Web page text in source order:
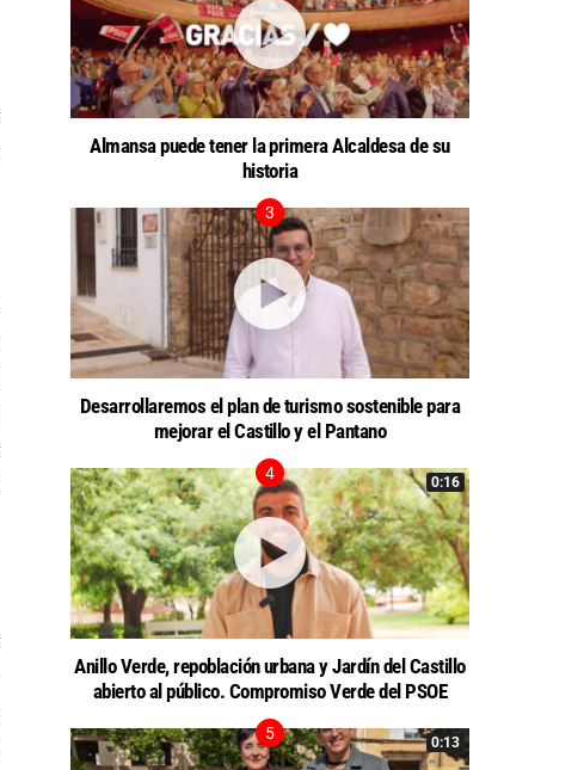
Almansa puede tener la primera Alcaldesa de su
historia
Desarrollaremos el plan de turismo sostenible para
mejorar el Castillo y el Pantano
0:16
Anillo Verde, repoblación urbana y Jardín del Castillo
abierto al público. Compromiso Verde del PSOE
0:13